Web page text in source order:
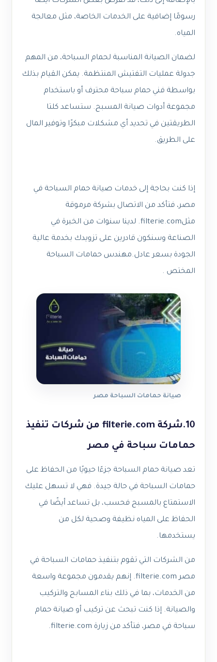
رسومًا إضافية على الخدمات الخاصة، مثل معالجة
المياه.
لضمان الصيانة المناسبة لحمام السباحة، من المهم
جدولة عمليات التفتيش المنتظمة. يمكن القيام بذلك
بواسطة فني حمام سباحة محترف أو باستخدام
مجموعة أدوات صيانة المسبح. ستساعد كلتا
الطريقتين في تحديد أي مشكلات مبكرًا وتوفير المال
على الطريق.
إذا كنت بحاجة إلى خدمات صيانة حمام السباحة في
مصر، فتأكد من الاتصال بشركة مرموقة
مثلfilterie.com. لدينا سنوات من الخبرة في
الصناعة وسنكون قادرين على تزويدك بخدمة عالية
الجودة بسعر عادل.مهندس حمامات السباحة
المختص .
صيانة حمامات السباحة مصر
10.شركة filterie.com من شركات تنفيذ
حمامات سباحة في مصر
تعد صيانة حمام السباحة جزءًا حيويًا من الحفاظ على
حمامات السباحة في حالة جيدة. فهي لا تسهل عليك
الاستمتاع بالمسبح فحسب، بل تساعد أيضًا في
الحفاظ على المياه نظيفة وصحية لكل من
يستخدمها.
من الشركات التي تقوم بتنفيذ حمامات السباحة في
مصر filterie.com. إنهم يقدمون مجموعة واسعة
من الخدمات، بما في ذلك بناء المسابح والتركيب
والصيانة. إذا كنت تبحث عن تركيب أو صيانة حمام
سباحة في مصر، فتأكد من زيارة filterie.com.